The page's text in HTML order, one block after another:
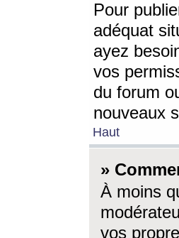
Pour
adéquat
ayez
vos
du forum
nouveaux
Haut
»
À moins
vos